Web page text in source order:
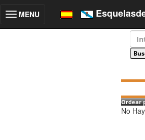
Toggle
MENU
Ordear
No